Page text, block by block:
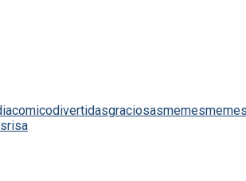
comicodivertidasgraciosasmemes
risa